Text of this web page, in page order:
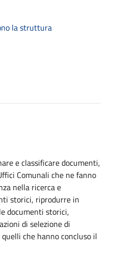
la struttura
e classificare documenti,
Comunali che ne fanno
nella ricerca e
storici, riprodurre in
documenti storici,
di selezione di
che hanno concluso il